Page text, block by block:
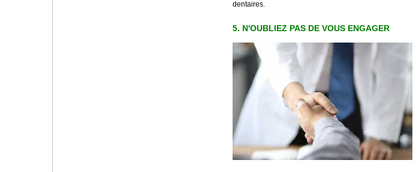
dentaires.
5. N'OUBLIEZ PAS DE VOUS ENGAGER